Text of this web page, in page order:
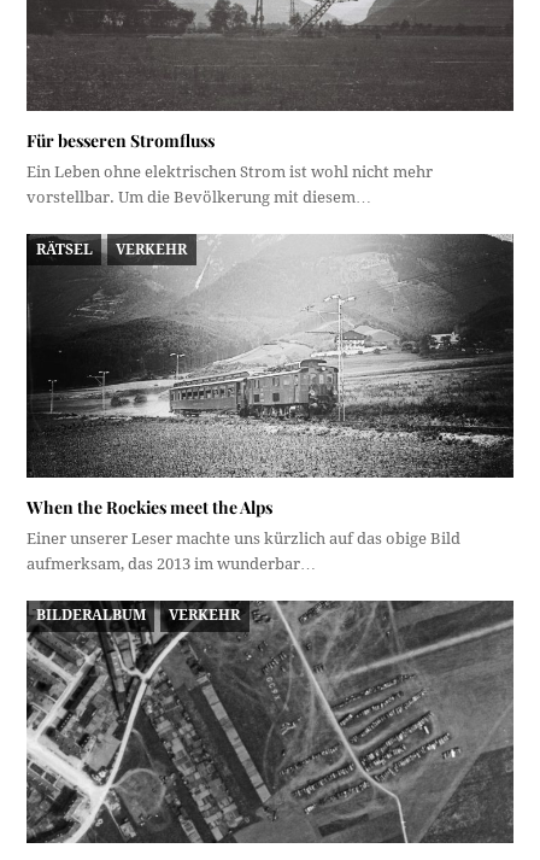
Für besseren Stromfluss
Ein Leben ohne elektrischen Strom ist wohl nicht mehr
vorstellbar. Um die Bevölkerung mit diesem…
RÄTSEL VERKEHR
When the Rockies meet the Alps
Einer unserer Leser machte uns kürzlich auf das obige Bild
aufmerksam, das 2013 im wunderbar…
BILDERALBUM VERKEHR